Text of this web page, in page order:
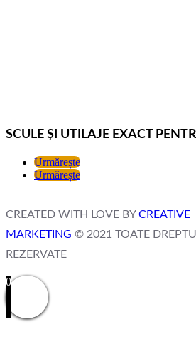
SCULE ȘI UTILAJE EXACT
Urmărește
Urmărește
CREATED WITH LOVE BYCREATIVE
MARKETING © 2021 TOATE
REZERVATE
0